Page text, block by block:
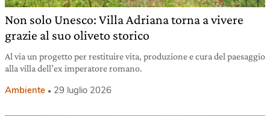
Non solo Unesco: Villa Adriana torna a vivere
grazie al suo oliveto storico
Al via un progetto per restituire vita, produzione e cura del paesaggio
alla villa dell’ex imperatore romano.
Ambiente 29 luglio 2026